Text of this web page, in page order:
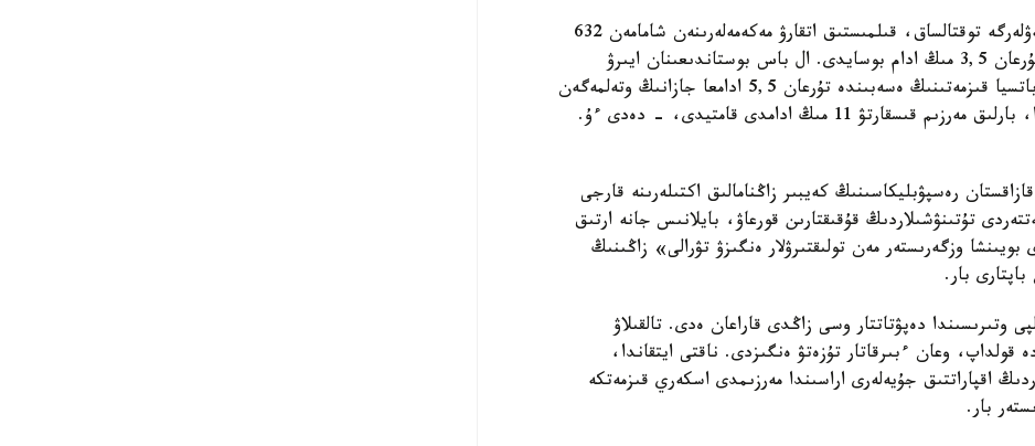
- 4,1 مىڭ ادام بوساتىلادى. الدىن الا ەسەپتەۋلەرگە توقتالساق، قىلمىستىق اتقارۋ مەكەمەلەرىنەن شامامەن 632
سوتتالعان، پروباتسيا قىزمەتىنىڭ تىزىمىندە تۇرعان 3,5 مىڭ ادام بوسايدى. ال باس بوستاندىعىنان ايىرۋ
ورىندارىنداعى 5,4 مىڭ سوتتالعانعا جانە پروباتسيا قىزمەتىنىڭ ەسەبىندە تۇرعان 5,5 ادامعا جازانىڭ وتەلمەگەن
مەرزىمىن سارالاپ قىسقارتۋ قولدانىلادى. سوندا، بارلىق مەرزىم قىسقارتۋ 11 مىڭ ادامدى قامتيدى، - دەدى ءۇ.
رەسپۋبليكاسىنىڭ كەيبىر زاڭنامالىق اكتىلەرىنە قارجى
تۇتىنۋشىلاردىڭ قۇقىقتارىن قورعاۋ، بايلانىس جانە ارتىق
بويىنشا وزگەرىستەر مەن تولىقتىرۋلار ەنگىزۋ تۋرالى» زاڭىنىڭ
بار.
جالپى وتىرىسىندا دەپۋتاتتار وسى زاڭدى قاراعان ەدى. تالقىلاۋ
قولداپ، وعان ءبىرقاتار تۇزەتۋ ەنگىزدى. ناقتى ايتقاندا،
اقپاراتتىق جۇيەلەرى اراسىندا مەرزىمدى اسكەري قىزمەتكە
بار.